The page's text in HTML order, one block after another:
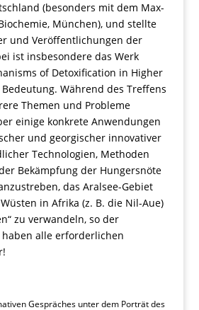
(besonders mit dem Max-
München), und stellte
und Veröffentlichungen der
ist insbesondere das Werk
of Detoxification in Higher
Bedeutung. Während des Treffens
Themen und Probleme
einige konkrete Anwendungen
und georgischer innovativer
Technologien, Methoden
Bekämpfung der Hungersnöte
das Aralsee-Gebiet
in Afrika (z. B. die Nil-Aue)
zu verwandeln, so der
alle erforderlichen
Gespräches unter dem Porträt des